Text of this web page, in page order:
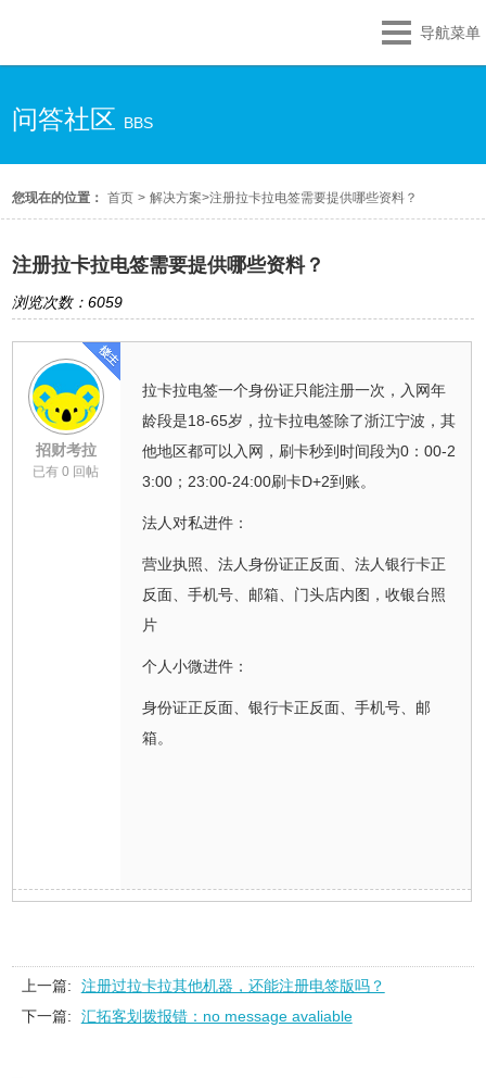
导航菜单
问答社区 BBS
您现在的位置： 首页 > 解决方案>注册拉卡拉电签需要提供哪些资料？
注册拉卡拉电签需要提供哪些资料？
浏览次数：6059
招财考拉
已有 0 回帖
拉卡拉电签一个身份证只能注册一次，入网年
龄段是18-65岁，拉卡拉电签除了浙江宁波，其
他地区都可以入网，刷卡秒到时间段为0：00-2
3:00；23:00-24:00刷卡D+2到账。
法人对私进件：
营业执照、法人身份证正反面、法人银行卡正
反面、手机号、邮箱、门头店内图，收银台照
片
个人小微进件：
身份证正反面、银行卡正反面、手机号、邮
箱。
上一篇:
注册过拉卡拉其他机器，还能注册电签版吗？
下一篇:
汇拓客划拨报错：no message avaliable